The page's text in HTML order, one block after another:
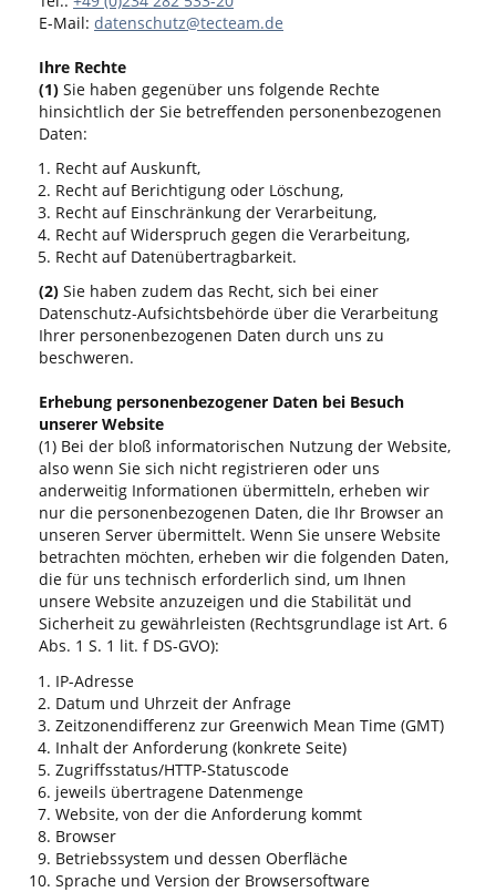
E-Mail: datenschutz@tecteam.de
Ihre Rechte
(1) Sie haben gegenüber uns folgende Rechte
hinsichtlich der Sie betreffenden personenbezogenen
Daten:
Recht auf Auskunft,
Recht auf Berichtigung oder Löschung,
Recht auf Einschränkung der Verarbeitung,
Recht auf Widerspruch gegen die Verarbeitung,
Recht auf Datenübertragbarkeit.
(2) Sie haben zudem das Recht, sich bei einer
Datenschutz-Aufsichtsbehörde über die Verarbeitung
Ihrer personenbezogenen Daten durch uns zu
beschweren.
Erhebung personenbezogener Daten bei Besuch
unserer Website
(1) Bei der bloß informatorischen Nutzung der Website,
also wenn Sie sich nicht registrieren oder uns
anderweitig Informationen übermitteln, erheben wir
nur die personenbezogenen Daten, die Ihr Browser an
unseren Server übermittelt. Wenn Sie unsere Website
betrachten möchten, erheben wir die folgenden Daten,
die für uns technisch erforderlich sind, um Ihnen
unsere Website anzuzeigen und die Stabilität und
Sicherheit zu gewährleisten (Rechtsgrundlage ist Art. 6
Abs. 1 S. 1 lit. f DS-GVO):
IP-Adresse
Datum und Uhrzeit der Anfrage
Zeitzonendifferenz zur Greenwich Mean Time (GMT)
Inhalt der Anforderung (konkrete Seite)
Zugriffsstatus/HTTP-Statuscode
jeweils übertragene Datenmenge
Website, von der die Anforderung kommt
Browser
Betriebssystem und dessen Oberfläche
Sprache und Version der Browsersoftware